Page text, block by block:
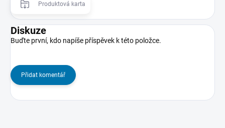
Produktová karta
Diskuze
Buďte první, kdo napíše příspěvek k této položce.
Přidat komentář